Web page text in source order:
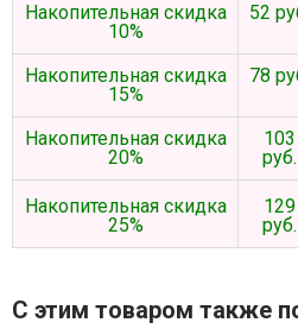
Накопительная скидка
10%
52
Накопительная скидка
15%
78
Накопительная скидка
20%
103
руб.
Накопительная скидка
25%
129
руб.
С этим товаром также